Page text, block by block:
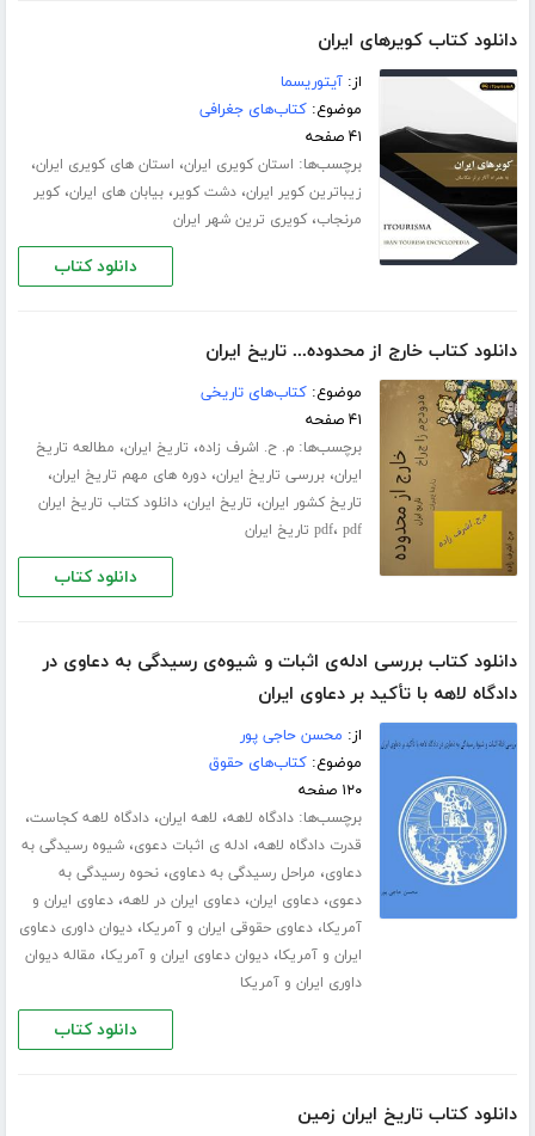
دانلود کتاب کویرهای ایران
از:آیتوریسما
موضوع:کتاب‌های جغرافی
۴۱ صفحه
برچسب‌ها: استان کویری ایران، استان های کویری ایران،
زیباترین کویر ایران،دشت کویر،بیابان های ایران،کویر
مرنجاب،کویری ترین شهر ایران
دانلود کتاب
دانلود کتاب خارج از محدوده... تاریخ ایران
موضوع:کتاب‌های تاریخی
۴۱ صفحه
برچسب‌ها:م. ح. اشرف زاده، تاریخ ایران، مطالعه تاریخ
ایران،بررسی تاریخ ایران،دوره های مهم تاریخ ایران،
تاریخ کشور ایران، تاریخ ایران،دانلود کتاب تاریخ ایران
pdf، pdf تاریخ ایران
دانلود کتاب
دانلود کتاب بررسی ادله‌ی اثبات و شیوه‌ی رسیدگی به دعاوی در
دادگاه لاهه با تأکید بر دعاوی ایران
از: محسن حاجی پور
موضوع:کتاب‌های حقوق
۱۲۰ صفحه
برچسب‌ها:دادگاه لاهه، لاهه ایران،دادگاه لاهه کجاست،
قدرت دادگاه لاهه، ادله ی اثبات دعوی،شیوه رسیدگی به
دعاوی، مراحل رسیدگی به دعاوی،نحوه رسیدگی به
دعوی،دعاوی ایران،دعاوی ایران در لاهه،دعاوی ایران و
آمریکا،دعاوی حقوقی ایران و آمریکا،دیوان داوری دعاوی
ایران و آمریکا،دیوان دعاوی ایران و آمریکا، مقاله دیوان
داوری ایران و آمریکا
دانلود کتاب
دانلود کتاب تاریخ ایران زمین